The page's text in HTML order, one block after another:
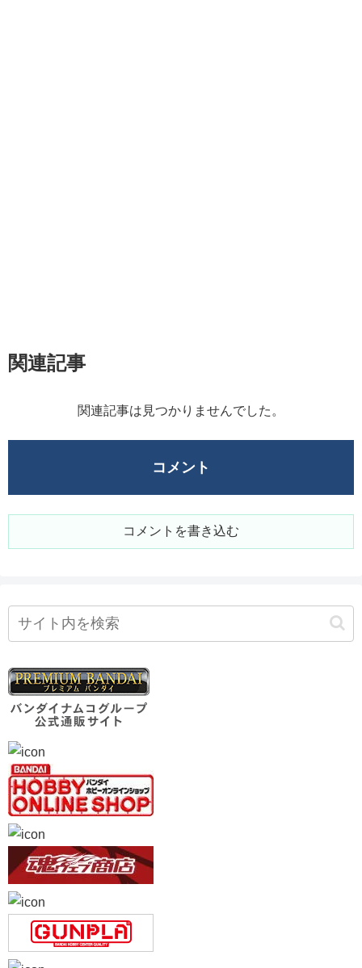
関連記事
関連記事は見つかりませんでした。
コメント
コメントを書き込む